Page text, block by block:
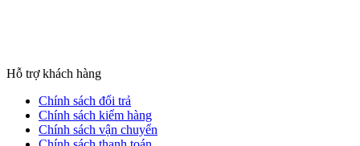
Hỗ trợ khách hàng
Chính sách đổi trả
Chính sách kiểm hàng
Chính sách vận chuyển